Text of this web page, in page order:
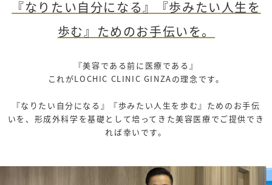
『なりたい自分になる』『歩みたい人生を
歩む』ためのお手伝いを。
『美容である前に医療である』
これがLOCHIC CLINIC GINZAの理念です。
『なりたい自分になる』『歩みたい人生を歩む』ためのお手伝
いを、形成外科学を基礎として培ってきた美容医療でご提供でき
れば幸いです。